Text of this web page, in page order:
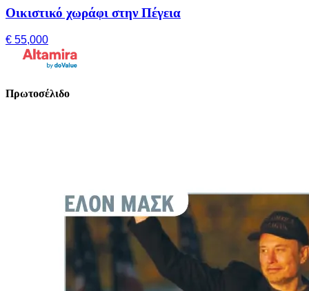
Οικιστικό χωράφι στην Πέγεια
€ 55,000
Πρωτοσέλιδο